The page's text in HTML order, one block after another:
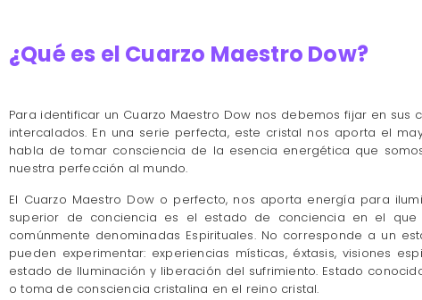
¿Qué es el Cuarzo Maestro Dow?
Para identificar un Cuarzo Maestro Dow nos debemos fijar en
intercalados. En una serie perfecta, este cristal nos aporta el
habla de tomar consciencia de la esencia energética que
nuestra perfección al mundo.
El Cuarzo Maestro Dow o perfecto, nos aporta energía para
superior de conciencia es el estado de conciencia en el
comúnmente denominadas Espirituales. No corresponde a un
pueden experimentar: experiencias místicas, éxtasis, visiones
estado de Iluminación y liberación del sufrimiento. Estado
o toma de consciencia cristalina en el reino cristal.